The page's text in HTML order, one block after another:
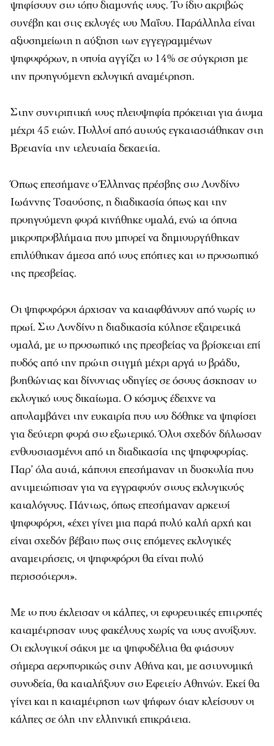
ψηφίσουν στο τόπο διαμονής τους. Το ίδιο ακριβώς
συνέβη και στις εκλογές του Μαΐου. Παράλληλα είναι
αξιοσημείωτη η αύξηση των εγγεγραμμένων
ψηφοφόρων, η οποία αγγίζει το 14% σε σύγκριση με
την προηγούμενη εκλογική αναμέτρηση.
Στην συντριπτική τους πλειοψηφία πρόκειται για άτομα
μέχρι 45 ετών. Πολλοί από αυτούς εγκαταστάθηκαν στη
Βρετανία την τελευταία δεκαετία.
Όπως επεσήμανε ο Έλληνας πρέσβης στο Λονδίνο
Ιωάννης Τσαούσης, η διαδικασία όπως και την
προηγούμενη φορά κινήθηκε ομαλά, ενώ τα όποια
μικροπροβλήματα που μπορεί να δημιουργήθηκαν
επιλύθηκαν άμεσα από τους επόπτες και το προσωπικό
της πρεσβείας.
Οι ψηφοφόροι άρχισαν να καταφθάνουν από νωρίς το
πρωί. Στο Λονδίνο η διαδικασία κύλησε εξαιρετικά
ομαλά, με το προσωπικό της πρεσβείας να βρίσκεται επί
ποδός από την πρώτη στιγμή μέχρι αργά το βράδυ,
βοηθώντας και δίνοντας οδηγίες σε όσους άσκησαν το
εκλογικό τους δικαίωμα. Ο κόσμος έδειχνε να
απολαμβάνει την ευκαιρία που του δόθηκε να ψηφίσει
για δεύτερη φορά στο εξωτερικό. Όλοι σχεδόν δήλωσαν
ενθουσιασμένοι από τη διαδικασία της ψηφοφορίας.
Παρ’ όλα αυτά, κάποιοι επεσήμαναν τη δυσκολία που
αντιμετώπισαν για να εγγραφούν στους εκλογικούς
καταλόγους. Πάντως, όπως επεσήμαναν αρκετοί
ψηφοφόροι, «έχει γίνει μια παρά πολύ καλή αρχή και
είναι σχεδόν βέβαιο πως στις επόμενες εκλογικές
αναμετρήσεις, οι ψηφοφόροι θα είναι πολύ
περισσότεροι».
Με το που έκλεισαν οι κάλπες, οι εφορευτικές επιτροπές
καταμέτρησαν τους φακέλους χωρίς να τους ανοίξουν.
Οι εκλογικοί σάκοι με τα ψηφοδέλτια θα φτάσουν
σήμερα αεροπορικώς στην Αθήνα και, με αστυνομική
συνοδεία, θα καταλήξουν στο Εφετείο Αθηνών. Εκεί θα
γίνει και η καταμέτρηση των ψήφων όταν κλείσουν οι
κάλπες σε όλη την ελληνική επικράτεια.